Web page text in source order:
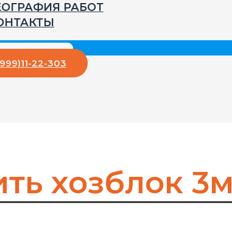
РАБОТ
22-303
хозблок 3м